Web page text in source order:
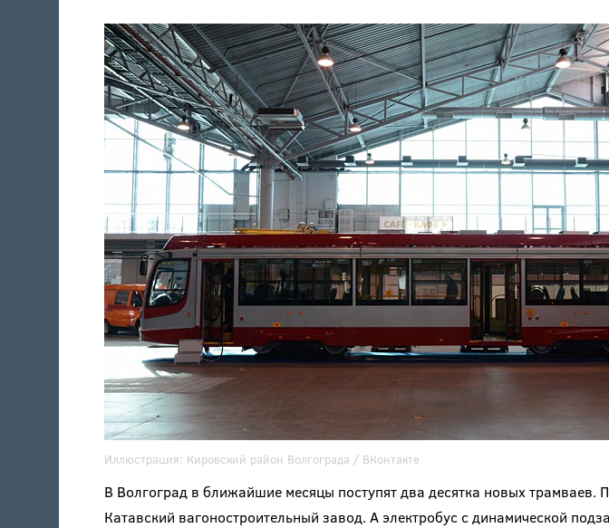
Иллюстрация: Кировский район Волгограда / ВКонтакте
В Волгоград в ближайшие месяцы поступят два десятка новых трамваев.
Катавский вагоностроительный завод. А электробус с динамической